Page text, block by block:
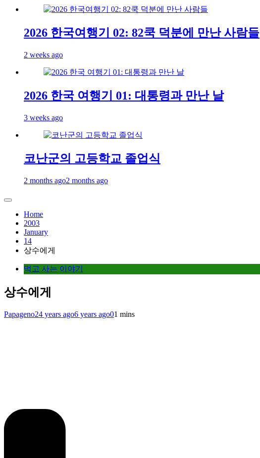
2026 한국여행기 02: 82쿡 덕분에 만난 사람들
2 weeks ago
2026 한국 여행기 01: 대통령과 만난 날
3 weeks ago
코난군의 고등학교 졸업식
2 months ago2 months ago
Home
2003
January
14
상수에게
먹고 사는 이야기
상수에게
Papageno24 years ago6 years ago01 mins